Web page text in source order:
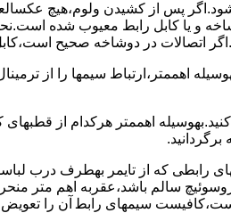
ﭘﺲ از ﮐﺸﯿﺪن وﻟﻮم،ﻫﯿﭻ
ﻋﻠﻞ احتمالی بروز چنین مشکلی در نظر داشته باشید:۱٫ ﭘﺮﯾﺰ
اﺗﺼﺎﻻت در دوشاخه ﺻﺤﯿﺢ
اهممتر،ارﺗﺒﺎط سیمها را از
کنید.بهوسیله اهممتر هرکدام از
راﺑﻄﯽ ﮐﻪ از ﺗﺎﯾﻤﺮ بهطرف درب
ﺳﺎﻟﻢ ﺑﺎﺷﺪ،ﻋﻘﺮﺑﻪ اهم متر
سیمهای راﺑﻄ آن را ﺗﻌﻮﯾﺾ